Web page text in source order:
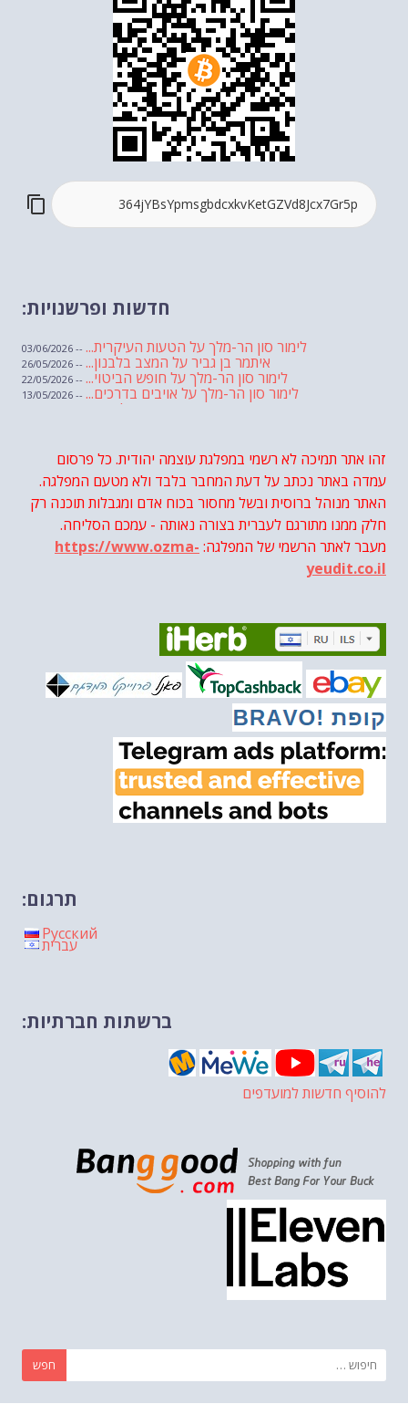
חדשות ופרשנויות:
לימור סון הר-מלך על הטעות העיקרית... -- 03/06/2026
איתמר בן גביר על המצב בלבנון... -- 26/05/2026
לימור סון הר-מלך על חופש הביטוי... -- 22/05/2026
לימור סון הר-מלך על אויבים בדרכים... -- 13/05/2026
שבועת אמונים לדעאש
לימור סון הר-מלך על חוק...-- 19/04/2026
מיכאל בן ארי על פרשת הת...
מיכאל בן ארי על פרשת הת... -- 10/04/2026
השר בן גביר במקום נפילת הטיל.... -- 06/04/2026
חוק עונש מוות למחבלים...-- 29/03/2026
מיכאל בן ארי על פרשת השבוע ת... -- 27/03/2026
מיכאל בן ארי על פרשת השבוע ת...-- 20/03/2026
מיכאל בן ארי על דילמת המנהיגות....
מיכאל בן ארי על פרשת הת...
מיכאל בן ארי על פרשת הת...
מיכאל בן ארי על פרשת הת...-- 13/02/2026
מיכאל בן ארי על פרשת השבוע ת...-- 06/02/2026
חלקם של היהודים הולך ופוחת....
מיכאל בן ארי על פרשת השבוע ת...
זהו אתר תמיכה לא רשמי במפלגת עוצמה יהודית. כל פרסום
עמדה באתר נכתב על דעת המחבר בלבד ולא מטעם המפלגה.
האתר מנוהל ברוסית ובשל מחסור בכוח אדם ומגבלות תוכנה רק
חלק ממנו מתורגם לעברית בצורה נאותה - עמכם הסליחה.
מעבר לאתר הרשמי של המפלגה: https://www.ozma-
yeudit.co.il
תרגום:
Русский
עברית
ברשתות חברתיות:
להוסיף חדשות למועדפים
חפש: